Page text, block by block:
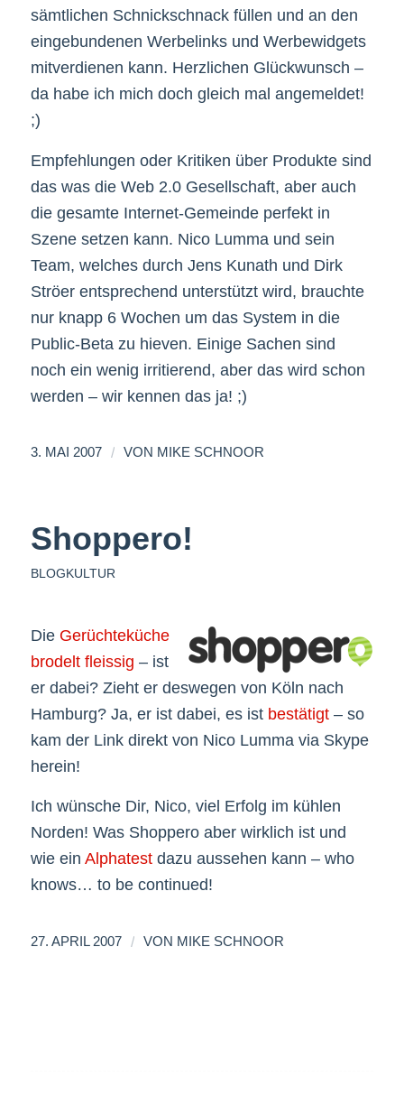
sämtlichen Schnickschnack füllen und an den
eingebundenen Werbelinks und Werbewidgets
mitverdienen kann. Herzlichen Glückwunsch –
da habe ich mich doch gleich mal angemeldet!
;)
Empfehlungen oder Kritiken über Produkte sind
das was die Web 2.0 Gesellschaft, aber auch
die gesamte Internet-Gemeinde perfekt in
Szene setzen kann. Nico Lumma und sein
Team, welches durch Jens Kunath und Dirk
Ströer entsprechend unterstützt wird, brauchte
nur knapp 6 Wochen um das System in die
Public-Beta zu hieven. Einige Sachen sind
noch ein wenig irritierend, aber das wird schon
werden – wir kennen das ja! ;)
3. MAI 2007 / VON MIKE SCHNOOR
Shoppero!
BLOGKULTUR
Die Gerüchteküche
brodelt fleissig – ist
er dabei? Zieht er deswegen von Köln nach
Hamburg? Ja, er ist dabei, es ist bestätigt– so
kam der Link direkt von Nico Lumma via Skype
herein!
Ich wünsche Dir, Nico, viel Erfolg im kühlen
Norden! Was Shoppero aber wirklich ist und
wie ein Alphatestdazu aussehen kann – who
knows… to be continued!
27. APRIL 2007 / VON MIKE SCHNOOR